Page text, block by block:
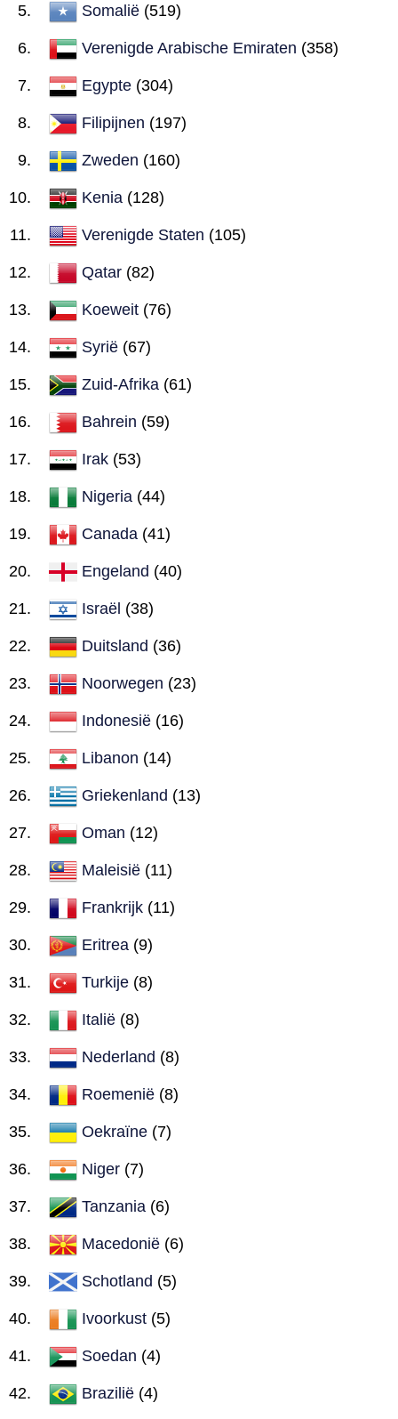
Somalië (519)
Verenigde Arabische Emiraten (358)
Egypte (304)
Filipijnen (197)
Zweden (160)
Kenia (128)
Verenigde Staten (105)
Qatar (82)
Koeweit (76)
Syrië (67)
Zuid-Afrika (61)
Bahrein (59)
Irak (53)
Nigeria (44)
Canada (41)
Engeland (40)
Israël (38)
Duitsland (36)
Noorwegen (23)
Indonesië (16)
Libanon (14)
Griekenland (13)
Oman (12)
Maleisië (11)
Frankrijk (11)
Eritrea (9)
Turkije (8)
Italië (8)
Nederland (8)
Roemenië (8)
Oekraïne (7)
Niger (7)
Tanzania (6)
Macedonië (6)
Schotland (5)
Ivoorkust (5)
Soedan (4)
Brazilië (4)